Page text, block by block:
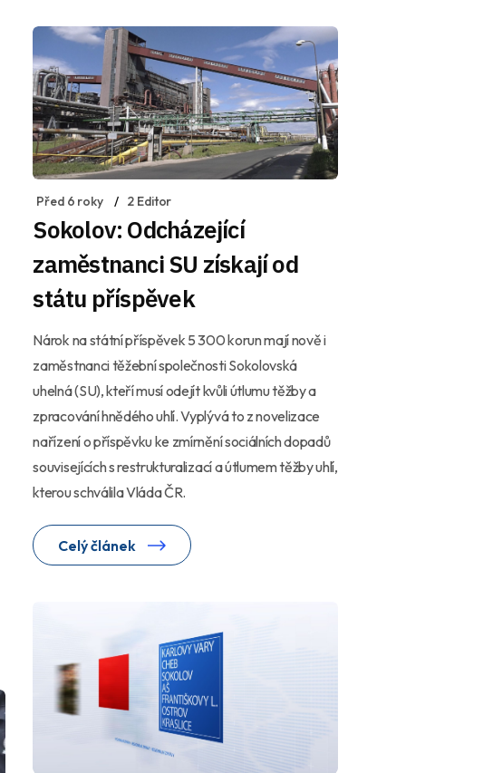
Před 6 roky 2 Editor
Sokolov: Odcházející
zaměstnanci SU získají od
státu příspěvek
Nárok na státní příspěvek 5 300 korun mají nově i
zaměstnanci těžební společnosti Sokolovská
uhelná (SU), kteří musí odejít kvůli útlumu těžby a
zpracování hnědého uhlí. Vyplývá to z novelizace
nařízení o příspěvku ke zmírnění sociálních dopadů
souvisejících s restrukturalizací a útlumem těžby uhlí,
kterou schválila Vláda ČR.
Celý článek